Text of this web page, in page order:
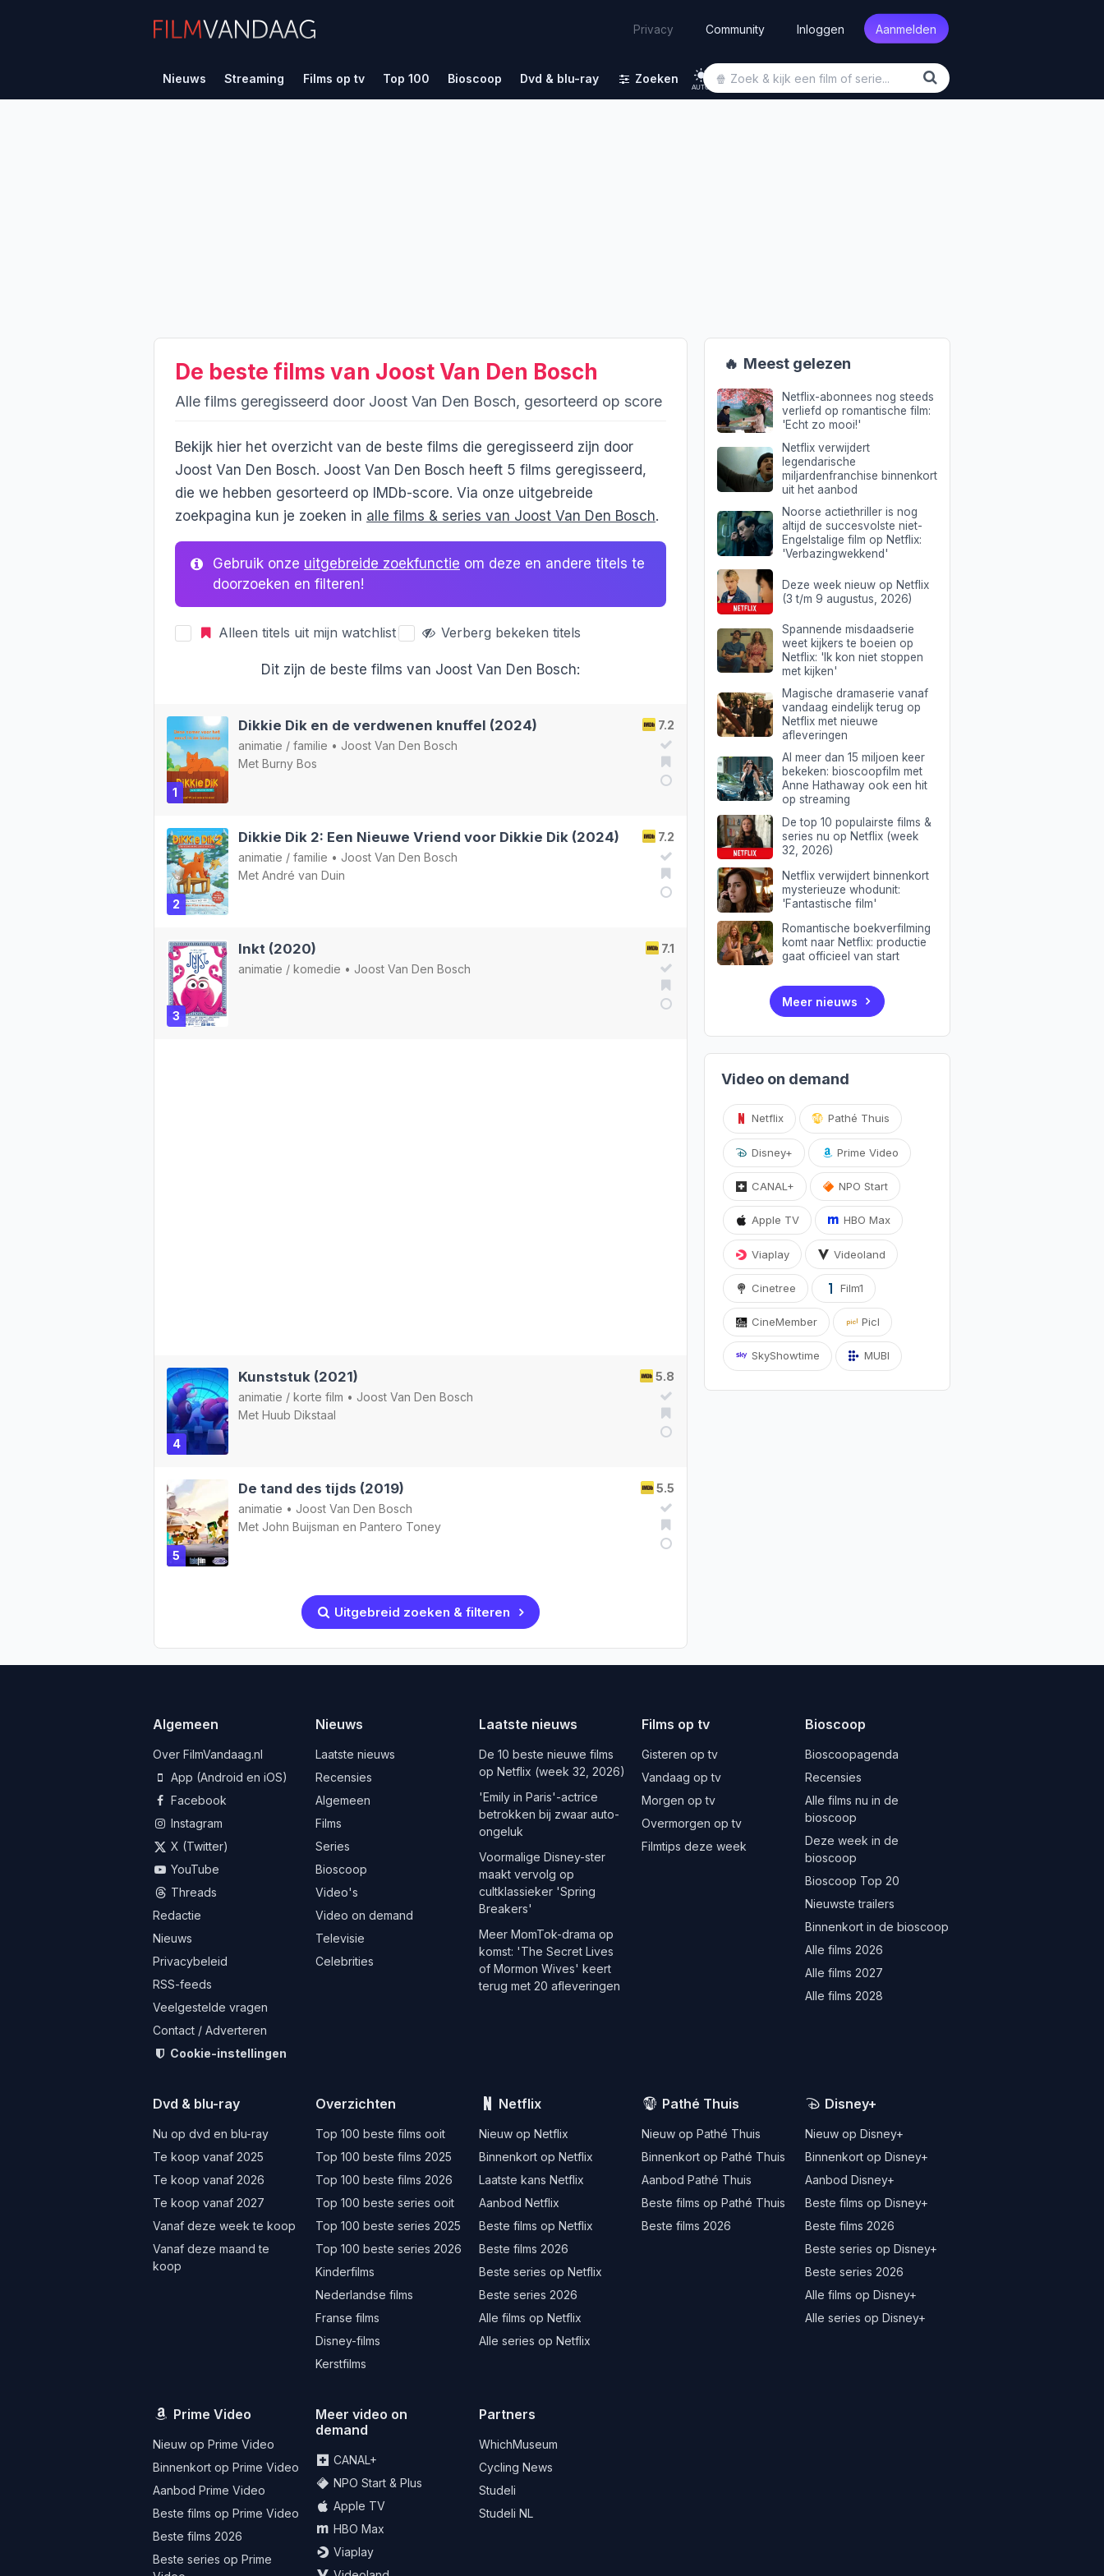
Privacy Community Inloggen Aanmelden
Nieuws Streaming Films op tv Top 100 Bioscoop Dvd & blu-ray Zoeken
AUTO
De beste films van Joost Van Den Bosch
Alle films geregisseerd door Joost Van Den Bosch, gesorteerd op score
Bekijk hier het overzicht van de beste films die geregisseerd zijn door
Joost Van Den Bosch. Joost Van Den Bosch heeft 5 films geregisseerd,
die we hebben gesorteerd op IMDb-score. Via onze uitgebreide
zoekpagina kun je zoeken in alle films & series van Joost Van Den Bosch.
Gebruik onze uitgebreide zoekfunctie om deze en andere titels te
doorzoeken en filteren!
Alleen titels uit mijn watchlist Verberg bekeken titels
Dit zijn de beste films van Joost Van Den Bosch:
1
7.2
Dikkie Dik en de verdwenen knuffel (2024)
animatie / familie • Joost Van Den Bosch
Met Burny Bos
2
7.2
Dikkie Dik 2: Een Nieuwe Vriend voor Dikkie Dik (2024)
animatie / familie • Joost Van Den Bosch
Met André van Duin
3
7.1
Inkt (2020)
animatie / komedie • Joost Van Den Bosch
4
5.8
Kunststuk (2021)
animatie / korte film • Joost Van Den Bosch
Met Huub Dikstaal
5
5.5
De tand des tijds (2019)
animatie • Joost Van Den Bosch
Met John Buijsman en Pantero Toney
Uitgebreid zoeken & filteren
🔥 Meest gelezen
Netflix-abonnees nog steeds
verliefd op romantische film:
'Echt zo mooi!'
Netflix verwijdert
legendarische
miljardenfranchise binnenkort
uit het aanbod
Noorse actiethriller is nog
altijd de succesvolste niet-
Engelstalige film op Netflix:
'Verbazingwekkend'
Deze week nieuw op Netflix
(3 t/m 9 augustus, 2026)
Spannende misdaadserie
weet kijkers te boeien op
Netflix: 'Ik kon niet stoppen
met kijken'
Magische dramaserie vanaf
vandaag eindelijk terug op
Netflix met nieuwe
afleveringen
Al meer dan 15 miljoen keer
bekeken: bioscoopfilm met
Anne Hathaway ook een hit
op streaming
De top 10 populairste films &
series nu op Netflix (week
32, 2026)
Netflix verwijdert binnenkort
mysterieuze whodunit:
'Fantastische film'
Romantische boekverfilming
komt naar Netflix: productie
gaat officieel van start
Meer nieuws
Video on demand
Netflix Pathé Thuis
Disney+ Prime Video
CANAL+ NPO Start
Apple TV HBO Max
Viaplay Videoland
Cinetree Film1
CineMember Picl
SkyShowtime MUBI
Algemeen
Over FilmVandaag.nl
App (Android en iOS)
Facebook
Instagram
X (Twitter)
YouTube
Threads
Redactie
Nieuws
Privacybeleid
RSS-feeds
Veelgestelde vragen
Contact / Adverteren
Cookie-instellingen
Nieuws
Laatste nieuws
Recensies
Algemeen
Films
Series
Bioscoop
Video's
Video on demand
Televisie
Celebrities
Laatste nieuws
De 10 beste nieuwe films
op Netflix (week 32, 2026)
'Emily in Paris'-actrice
betrokken bij zwaar auto-
ongeluk
Voormalige Disney-ster
maakt vervolg op
cultklassieker 'Spring
Breakers'
Meer MomTok-drama op
komst: 'The Secret Lives
of Mormon Wives' keert
terug met 20 afleveringen
Films op tv
Gisteren op tv
Vandaag op tv
Morgen op tv
Overmorgen op tv
Filmtips deze week
Bioscoop
Bioscoopagenda
Recensies
Alle films nu in de
bioscoop
Deze week in de
bioscoop
Bioscoop Top 20
Nieuwste trailers
Binnenkort in de bioscoop
Alle films 2026
Alle films 2027
Alle films 2028
Dvd & blu-ray
Nu op dvd en blu-ray
Te koop vanaf 2025
Te koop vanaf 2026
Te koop vanaf 2027
Vanaf deze week te koop
Vanaf deze maand te
koop
Overzichten
Top 100 beste films ooit
Top 100 beste films 2025
Top 100 beste films 2026
Top 100 beste series ooit
Top 100 beste series 2025
Top 100 beste series 2026
Kinderfilms
Nederlandse films
Franse films
Disney-films
Kerstfilms
Netflix
Nieuw op Netflix
Binnenkort op Netflix
Laatste kans Netflix
Aanbod Netflix
Beste films op Netflix
Beste films 2026
Beste series op Netflix
Beste series 2026
Alle films op Netflix
Alle series op Netflix
Pathé Thuis
Nieuw op Pathé Thuis
Binnenkort op Pathé Thuis
Aanbod Pathé Thuis
Beste films op Pathé Thuis
Beste films 2026
Disney+
Nieuw op Disney+
Binnenkort op Disney+
Aanbod Disney+
Beste films op Disney+
Beste films 2026
Beste series op Disney+
Beste series 2026
Alle films op Disney+
Alle series op Disney+
Prime Video
Nieuw op Prime Video
Binnenkort op Prime Video
Aanbod Prime Video
Beste films op Prime Video
Beste films 2026
Beste series op Prime
Meer video on
demand
CANAL+
NPO Start & Plus
Apple TV
HBO Max
Viaplay
Partners
WhichMuseum
Cycling News
Studeli
Studeli NL